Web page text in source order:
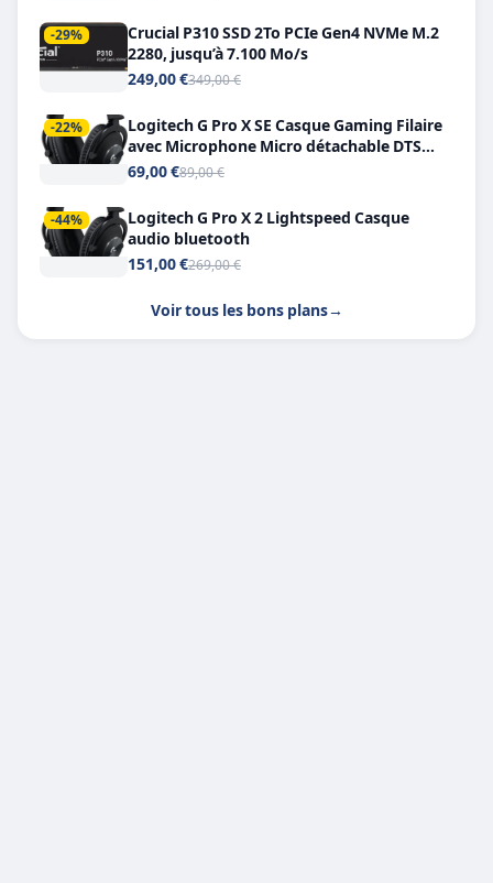
-29%
Crucial P310 SSD 2To PCIe Gen4 NVMe M.2
2280, jusqu’à 7.100 Mo/s
249,00 €349,00 €
-22%
Logitech G Pro X SE Casque Gaming Filaire
avec Microphone Micro détachable DTS
Headphone X 7.1
69,00 €89,00 €
-44%
Logitech G Pro X 2 Lightspeed Casque
audio bluetooth
151,00 €269,00 €
Voir tous les bons plans→